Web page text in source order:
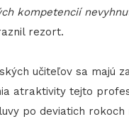
kompetencií
rezort.
učiteľov sa majú
atraktivity tejto
po deviatich rokoch